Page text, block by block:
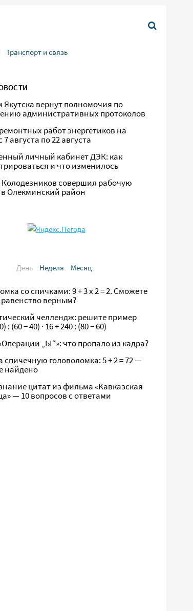
Транспорт и связь
Якутска вернут полномочия по
административных протоколов
работ энергетиков на
7 августа по 22 августа
личный кабинет ДЭК: как
и что изменилось
Колодезников совершил рабочую
в Олекминский район
День
Неделя Месяц
со спичками: 9 + 3 х 2 = 2. Сможете
равенство верным?
челлендж: решите пример
: (60 − 40) · 16 + 240 : (80 − 60)
„Ы“»: что пропало из кадра?
спичечную головоломка: 5 + 2 = 72 —
найдено
цитат из фильма «Кавказская
— 10 вопросов с ответами